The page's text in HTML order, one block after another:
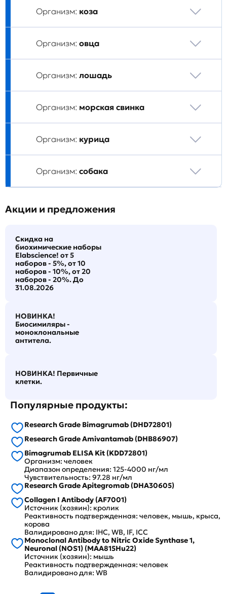
Организм: коза
Организм: овца
Организм: лошадь
Организм: морская свинка
Организм: курица
Организм: собака
Акции и предложения
Скидка на
биохимические наборы
Elabscience! от 5
наборов - 5%, от 10
наборов - 10%, от 20
наборов - 20%. До
31.08.2026
НОВИНКА!
Биосимиляры -
моноклональные
антитела.
НОВИНКА! Первичные
клетки.
Популярные продукты:
Research Grade Bimagrumab (DHD72801)
Research Grade Amivantamab (DHB86907)
Bimagrumab ELISA Kit (KDD72801)
Организм: человек
Диапазон определения: 125-4000 нг/мл
Чувствительность: 97.28 нг/мл
Research Grade Apitegromab (DHA30605)
Collagen I Antibody (AF7001)
Источник (хозяин): кролик
Реактивность подтвержденная: человек, мышь, крыса,
корова
Валидировано для: IHC, WB, IF, ICC
Monoclonal Antibody to Nitric Oxide Synthase 1,
Neuronal (NOS1) (MAA815Hu22)
Источник (хозяин): мышь
Реактивность подтвержденная: человек
Валидировано для: WB